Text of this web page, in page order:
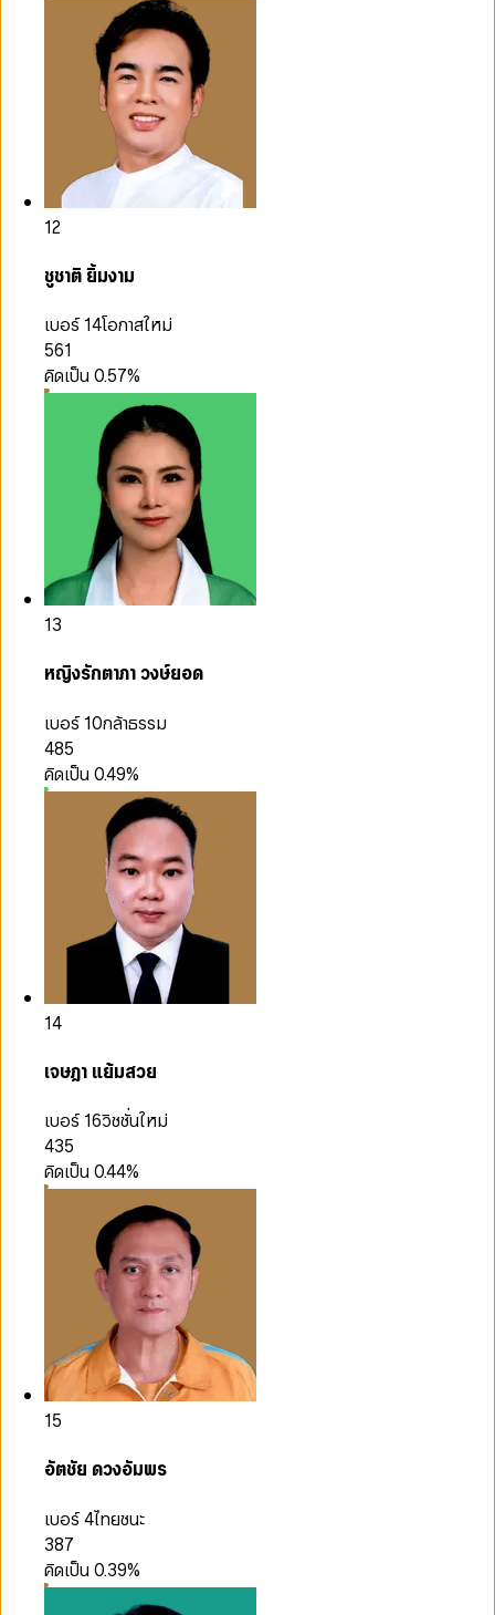
12
ชูชาติ ยิ้มงาม
เบอร์ 14โอกาสใหม่
561
คิดเป็น0.57%
13
หญิงรักตาภา วงษ์ยอด
เบอร์ 10กล้าธรรม
485
คิดเป็น0.49%
14
เจษฎา แย้มสวย
เบอร์ 16วิชชั่นใหม่
435
คิดเป็น0.44%
15
อัตชัย ดวงอัมพร
เบอร์ 4ไทยชนะ
387
คิดเป็น0.39%